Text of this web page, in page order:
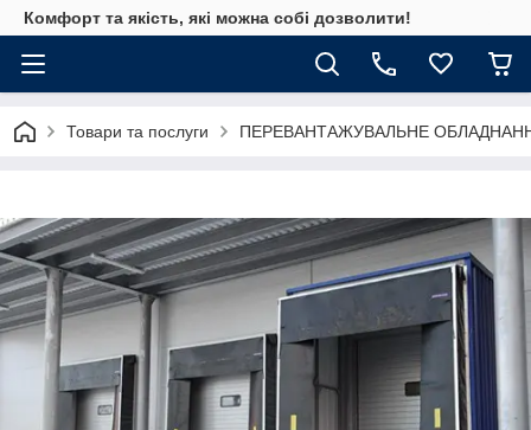
Комфорт та якість, які можна собі дозволити!
Товари та послуги ПЕРЕВАНТАЖУВАЛЬНЕ